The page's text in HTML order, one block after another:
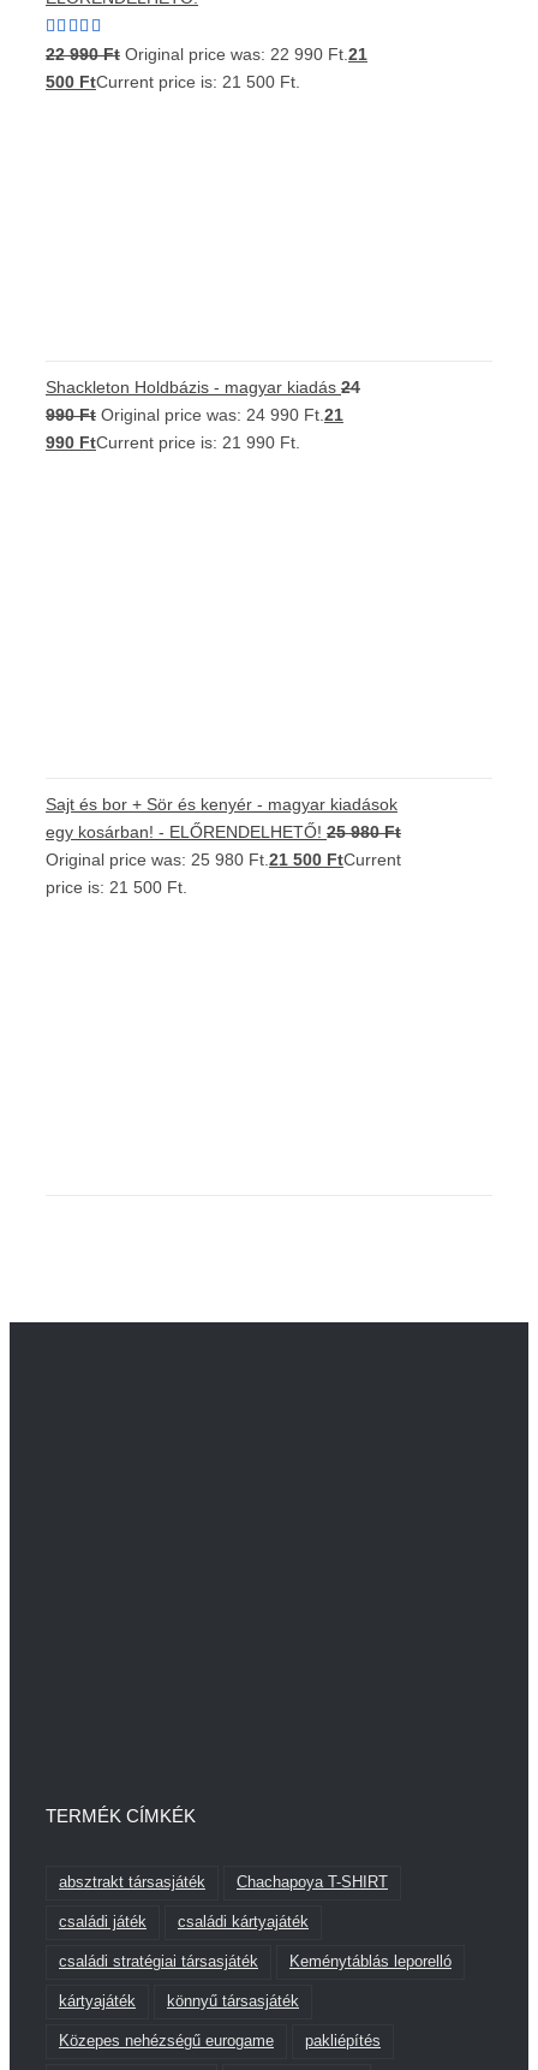
Értékelés:
22 990Ft Original price was: 22 990 Ft. 21
500 FtCurrent price is: 21 500 Ft.
Shackleton Holdbázis - magyar kiadás 24
990Ft Original price was: 24 990 Ft. 21
990 FtCurrent price is: 21 990 Ft.
Sajt és bor + Sör és kenyér - magyar kiadások
egy kosárban! - ELŐRENDELHETŐ! 25 980Ft
Original price was: 25 980 Ft. 21 500 FtCurrent
price is: 21 500 Ft.
TERMÉK CÍMKÉK
absztrakt társasjáték Chachapoya T-SHIRT
családi játék családi kártyajáték
családi stratégiai társasjáték Keménytáblás leporelló
kártyajáték könnyű társasjáték
Közepes nehézségű eurogame pakliépítés